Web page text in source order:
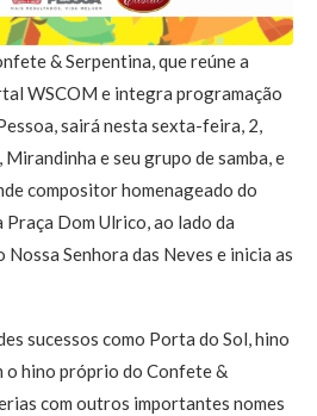
& Serpentina, que reúne a
WSCOM e integra programação
sairá nesta sexta-feira, 2,
e seu grupo de samba, e
compositor homenageado do
Praça Dom Ulrico, ao lado da
Senhora das Neves e inicia as
sucessos como Porta do Sol, hino
o hino próprio do Confete &
com outros importantes nomes